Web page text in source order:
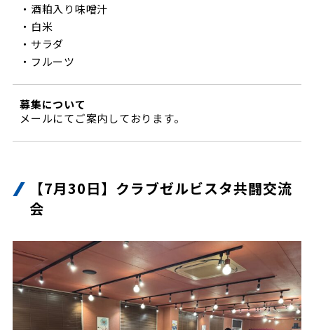
・酒粕入り味噌汁
・白米
・サラダ
・フルーツ
募集について
メールにてご案内しております。
【7月30日】クラブゼルビスタ共闘交流
会